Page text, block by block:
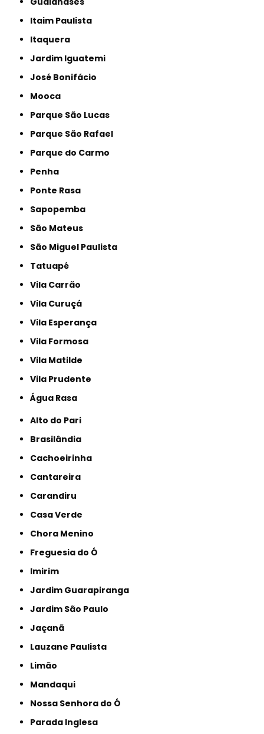
Itaim Paulista
Itaquera
Jardim Iguatemi
José Bonifácio
Mooca
Parque São Lucas
Parque São Rafael
Parque do Carmo
Penha
Ponte Rasa
Sapopemba
São Mateus
São Miguel Paulista
Tatuapé
Vila Carrão
Vila Curuçá
Vila Esperança
Vila Formosa
Vila Matilde
Vila Prudente
Água Rasa
Alto do Pari
Brasilândia
Cachoeirinha
Cantareira
Carandiru
Casa Verde
Chora Menino
Freguesia do Ó
Imirim
Jardim Guarapiranga
Jardim São Paulo
Jaçanã
Lauzane Paulista
Limão
Mandaqui
Nossa Senhora do Ó
Parada Inglesa